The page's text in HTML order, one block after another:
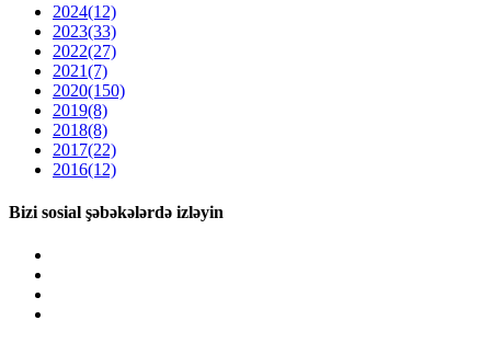
2024(12)
2023(33)
2022(27)
2021(7)
2020(150)
2019(8)
2018(8)
2017(22)
2016(12)
Bizi sosial şəbəkələrdə izləyin